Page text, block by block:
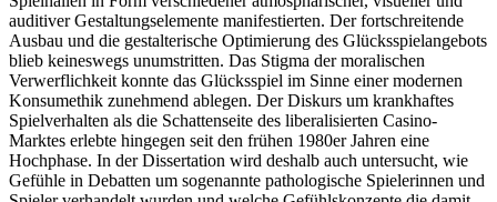
auditiver Gestaltungselemente manifestierten. Der fortschreitende
Ausbau und die gestalterische Optimierung des Glücksspielangebots
blieb keineswegs unumstritten. Das Stigma der moralischen
Verwerflichkeit konnte das Glücksspiel im Sinne einer modernen
Konsumethik zunehmend ablegen. Der Diskurs um krankhaftes
Spielverhalten als die Schattenseite des liberalisierten Casino-
Marktes erlebte hingegen seit den frühen 1980er Jahren eine
Hochphase. In der Dissertation wird deshalb auch untersucht, wie
Gefühle in Debatten um sogenannte pathologische Spielerinnen und